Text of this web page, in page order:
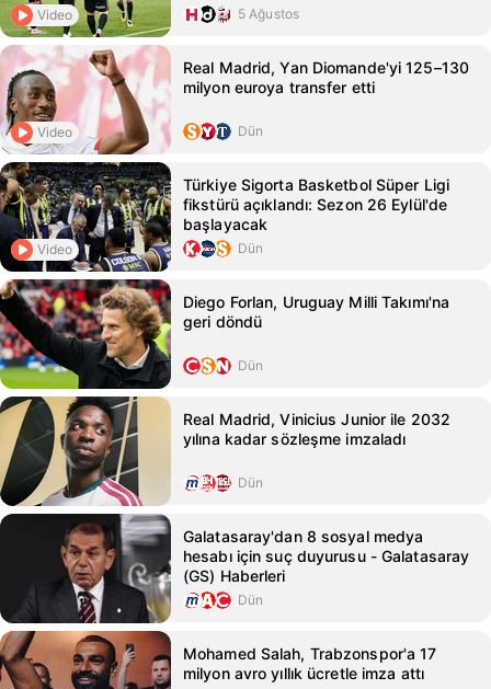
Video 5 Ağustos
Video
Real Madrid, Yan Diomande'yi 125–130
milyon euroya transfer etti
Dün
Video
Türkiye Sigorta Basketbol Süper Ligi
fikstürü açıklandı: Sezon 26 Eylül'de
başlayacak
Dün
Diego Forlan, Uruguay Milli Takımı'na
geri döndü
Dün
Real Madrid, Vinicius Junior ile 2032
yılına kadar sözleşme imzaladı
Dün
Galatasaray'dan 8 sosyal medya
hesabı için suç duyurusu - Galatasaray
(GS) Haberleri
Dün
Mohamed Salah, Trabzonspor'a 17
milyon avro yıllık ücretle imza attı